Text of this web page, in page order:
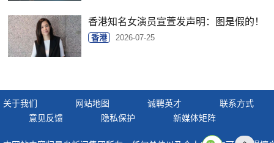
香港知名女演员宣萱发声明：图是假的！
香港 2026-07-25
关于我们 网站地图 诚聘英才
联系方式
意见反馈
隐私保护 新媒体矩阵